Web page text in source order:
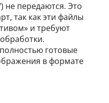
не передаются. Это
так как эти файлы
и требуют
готовые
в формате